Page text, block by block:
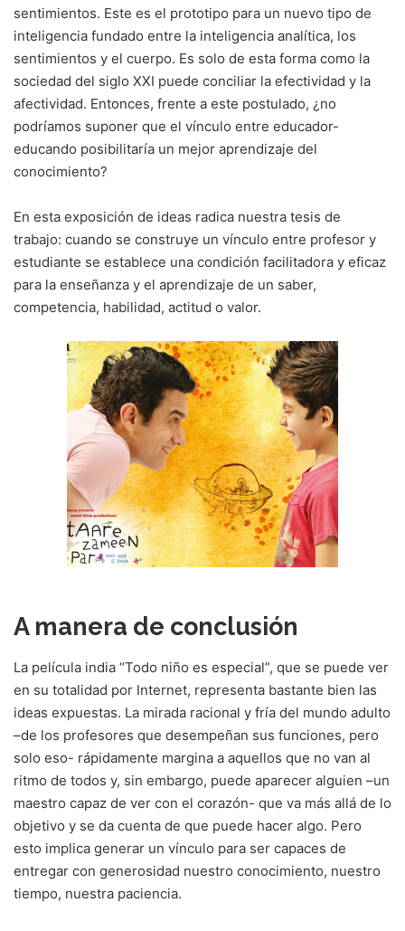
sentimientos. Este es el prototipo para un nuevo tipo de
inteligencia fundado entre la inteligencia analítica, los
sentimientos y el cuerpo. Es solo de esta forma como la
sociedad del siglo XXI puede conciliar la efectividad y la
afectividad. Entonces, frente a este postulado, ¿no
podríamos suponer que el vínculo entre educador-
educando posibilitaría un mejor aprendizaje del
conocimiento?
En esta exposición de ideas radica nuestra tesis de
trabajo: cuando se construye un vínculo entre profesor y
estudiante se establece una condición facilitadora y eficaz
para la enseñanza y el aprendizaje de un saber,
competencia, habilidad, actitud o valor.
A manera de conclusión
La película india “Todo niño es especial”, que se puede ver
en su totalidad por Internet, representa bastante bien las
ideas expuestas. La mirada racional y fría del mundo adulto
–de los profesores que desempeñan sus funciones, pero
solo eso- rápidamente margina a aquellos que no van al
ritmo de todos y, sin embargo, puede aparecer alguien –un
maestro capaz de ver con el corazón- que va más allá de lo
objetivo y se da cuenta de que puede hacer algo. Pero
esto implica generar un vínculo para ser capaces de
entregar con generosidad nuestro conocimiento, nuestro
tiempo, nuestra paciencia.